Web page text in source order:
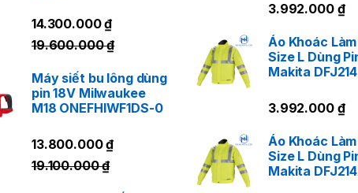
14.300.000₫
19.600.000₫
Máy siết bu lông dùng
pin 18V Milwaukee
M18 ONEFHIWF1DS-0
13.800.000₫
19.100.000₫
3.992.000 ₫
Áo Khoác
Size L Dùng
Makita
3.992.000 ₫
Áo Khoác
Size L Dùng
Makita